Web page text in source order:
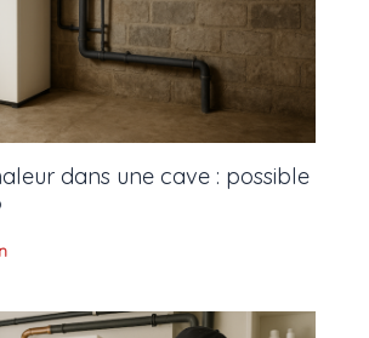
dans une cave : possible